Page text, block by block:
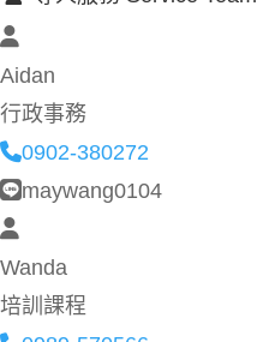
Aidan
行政事務
0902-380272
maywang0104
Wanda
培訓課程